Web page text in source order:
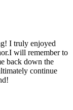
I truly enjoyed
will remember to
back down the
continue